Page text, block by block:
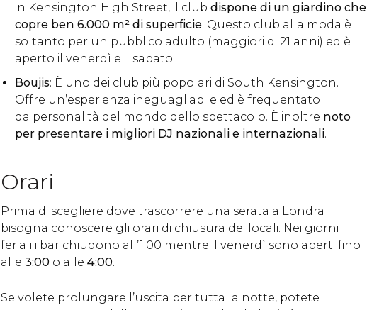
in Kensington High Street, il club dispone di un giardino che
copre ben 6.000 m² di superficie. Questo club alla moda è
soltanto per un pubblico adulto (maggiori di 21 anni) ed è
aperto il venerdì e il sabato.
Boujis: È uno dei club più popolari di South Kensington.
Offre un’esperienza ineguagliabile ed è frequentato
da personalità del mondo dello spettacolo. È inoltre noto
per presentare i migliori DJ nazionali e internazionali.
Orari
Prima di scegliere dove trascorrere una serata a Londra
bisogna conoscere gli orari di chiusura dei locali. Nei giorni
feriali i bar chiudono all’1:00 mentre il venerdì sono aperti fino
alle 3:00 o alle 4:00.
Se volete prolungare l’uscita per tutta la notte, potete